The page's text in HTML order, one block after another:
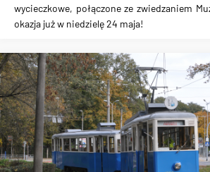
wycieczkowe, połączone ze zwiedzaniem
okazja już w niedzielę 24 maja!